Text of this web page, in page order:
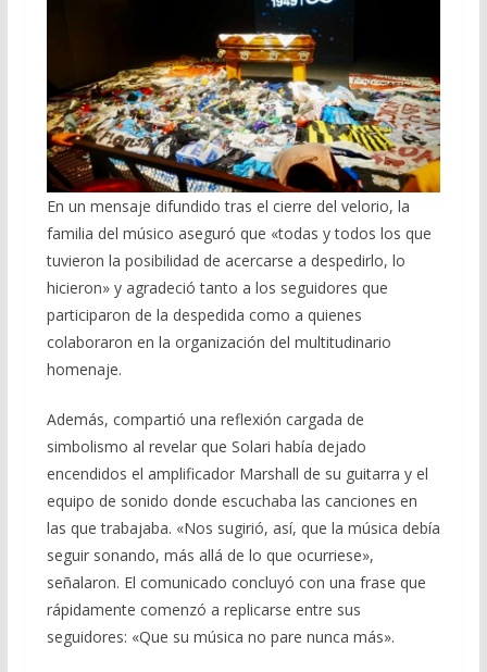
En un mensaje difundido tras el cierre del velorio, la
familia del músico aseguró que «todas y todos los que
tuvieron la posibilidad de acercarse a despedirlo, lo
hicieron» y agradeció tanto a los seguidores que
participaron de la despedida como a quienes
colaboraron en la organización del multitudinario
homenaje.
Además, compartió una reflexión cargada de
simbolismo al revelar que Solari había dejado
encendidos el amplificador Marshall de su guitarra y el
equipo de sonido donde escuchaba las canciones en
las que trabajaba. «Nos sugirió, así, que la música debía
seguir sonando, más allá de lo que ocurriese»,
señalaron. El comunicado concluyó con una frase que
rápidamente comenzó a replicarse entre sus
seguidores: «Que su música no pare nunca más».